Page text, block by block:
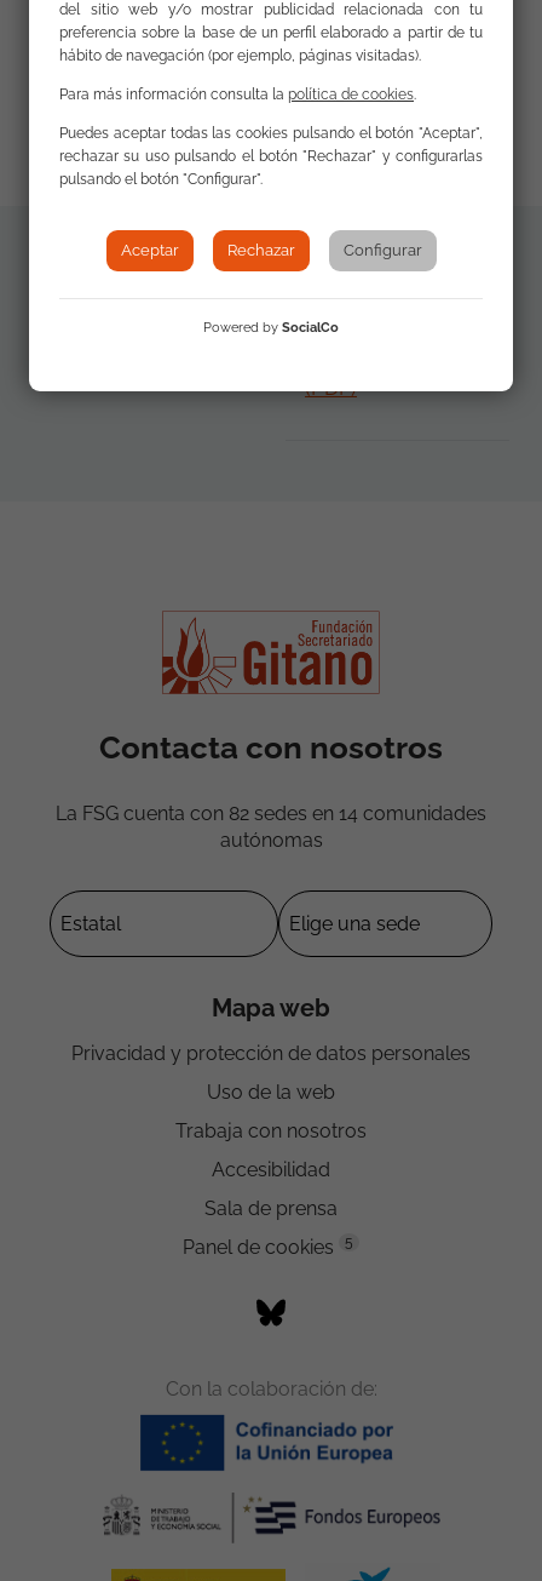
este estudio, el primero que se hace en España
con este enfoque , se pretende poner sobre mesa
(y también en el debate) una de las barreras más
importantes que siguen afectando en el día a día a
muchas personas gitanas en España.
Materiales
adicionales
La mirada social
sobre el pueblo
(PDF)
Contacta con nosotros
La FSG cuenta con 82 sedes en 14 comunidades
autónomas
Mapa web
Privacidad y protección de datos personales
Uso de la web
Trabaja con nosotros
Accesibilidad
Sala de prensa
Panel de cookies
5
Con la colaboración de:
del sitio web y/o mostrar publicidad relacionada con tu
preferencia sobre la base de un perfil elaborado a partir de tu
hábito de navegación (por ejemplo, páginas visitadas).
Para más información consulta la política de cookies.
Puedes aceptar todas las cookies pulsando el botón "Aceptar",
rechazar su uso pulsando el botón "Rechazar" y configurarlas
pulsando el botón "Configurar".
Aceptar Rechazar Configurar
Powered by SocialCo